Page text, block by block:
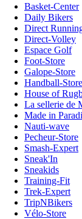
Basket-Center
Daily Bikers
Direct
Direct-Volley
Espace Golf
Foot-Store
Galope-Store
Handball-Store
House of
La sellerie de
Made in
Nauti-wave
Pecheur-Store
Smash-Expert
Sneak'In
Sneakids
Training-Fit
Trek-Expert
TripNBikers
Vélo-Store